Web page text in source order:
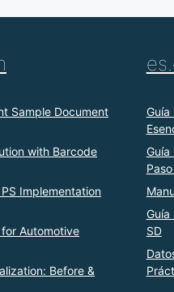
Sample Document
with Barcode
Implementation
for Automotive
Before &
Guía
Guía
Guía
SD